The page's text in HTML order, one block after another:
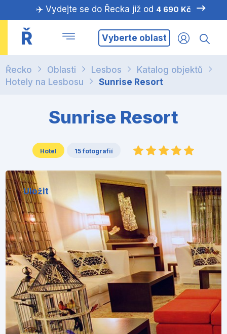
✈️ Vydejte se do Řecka již od 4 690 Kč
Ř Vyberte oblast
Řecko Oblasti Lesbos
Katalog objektů
Hotely na Lesbosu
Sunrise Resort
Sunrise Resort
Hotel 15 fotografií
Uložit